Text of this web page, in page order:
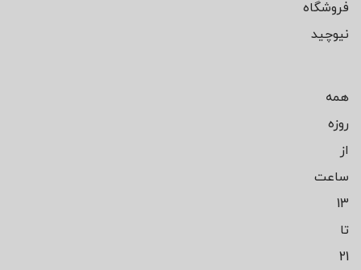
فروشگاه
نیوچید
همه
روزه
از
ساعت
13
تا
21